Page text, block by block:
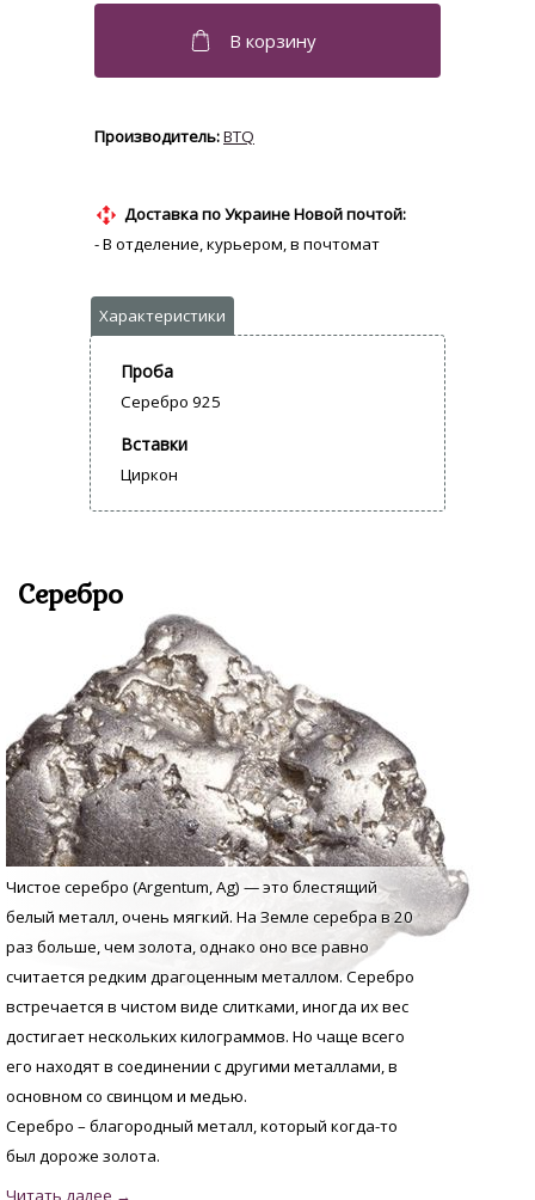
BTQ
Доставка по Украине Новой почтой:
- В отделение, курьером, в почтомат
Проба
Серебро 925
Вставки
Циркон
Серебро
Чистое серебро (Argentum, Аg) — это блестящий
белый металл, очень мягкий. На Земле серебра в 20
раз больше, чем золота, однако оно все равно
считается редким драгоценным металлом. Серебро
встречается в чистом виде слитками, иногда их вес
достигает нескольких килограммов. Но чаще всего
его находят в соединении с другими металлами, в
основном со свинцом и медью.
Серебро – благородный металл, который когда-то
был дороже золота.